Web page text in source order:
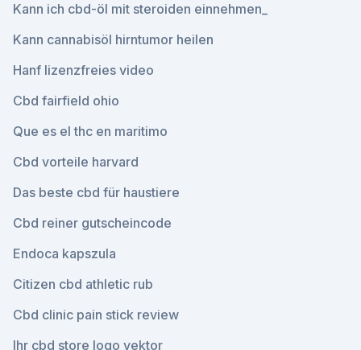
Kann ich cbd-öl mit steroiden einnehmen_
Kann cannabisöl hirntumor heilen
Hanf lizenzfreies video
Cbd fairfield ohio
Que es el thc en maritimo
Cbd vorteile harvard
Das beste cbd für haustiere
Cbd reiner gutscheincode
Endoca kapszula
Citizen cbd athletic rub
Cbd clinic pain stick review
Ihr cbd store logo vektor